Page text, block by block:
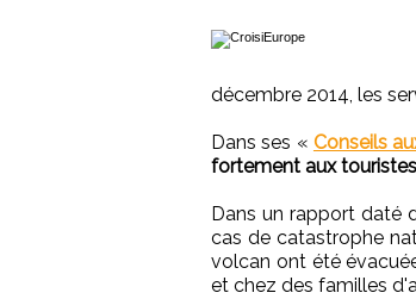
décembre 2014, les
Dans ses « Conseils
fortement aux
Dans un rapport daté
cas de catastrophe
volcan ont été
et chez des familles